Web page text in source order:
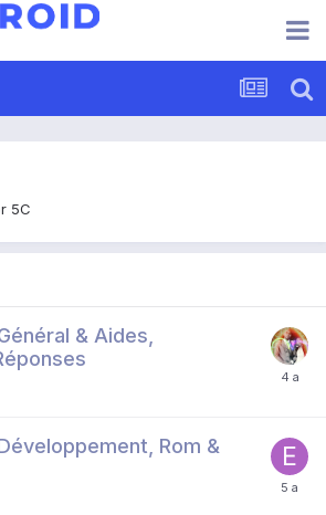
5C
& Aides,
Rom &